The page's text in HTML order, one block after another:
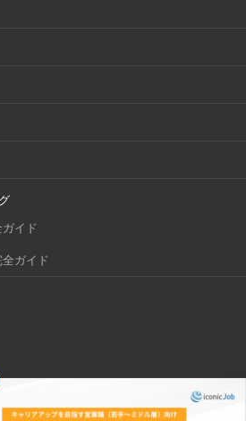
イド
ガイド